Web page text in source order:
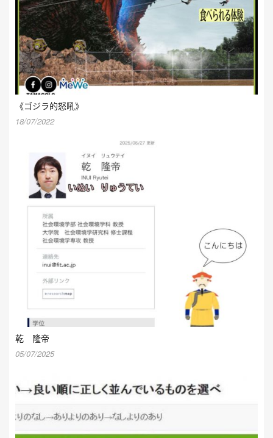
《ゴジラ的怒吼》
18/07/2022
乾 隆帝
05/07/2025